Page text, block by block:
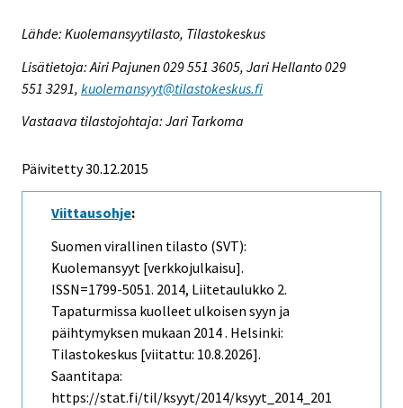
Lähde: Kuolemansyytilasto, Tilastokeskus
Lisätietoja: Airi Pajunen 029 551 3605, Jari Hellanto 029
551 3291, kuolemansyyt@tilastokeskus.fi
Vastaava tilastojohtaja: Jari Tarkoma
Päivitetty 30.12.2015
Viittausohje:
Suomen virallinen tilasto (SVT):
Kuolemansyyt [verkkojulkaisu].
ISSN=1799-5051. 2014, Liitetaulukko 2.
Tapaturmissa kuolleet ulkoisen syyn ja
päihtymyksen mukaan 2014 . Helsinki:
Tilastokeskus [viitattu: 10.8.2026].
Saantitapa:
https://stat.fi/til/ksyyt/2014/ksyyt_2014_201